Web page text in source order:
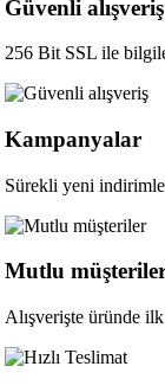
Güvenli alışveriş
256 Bit SSL ile
Kampanyalar
Sürekli yeni
Mutlu
Alışverişte üründe